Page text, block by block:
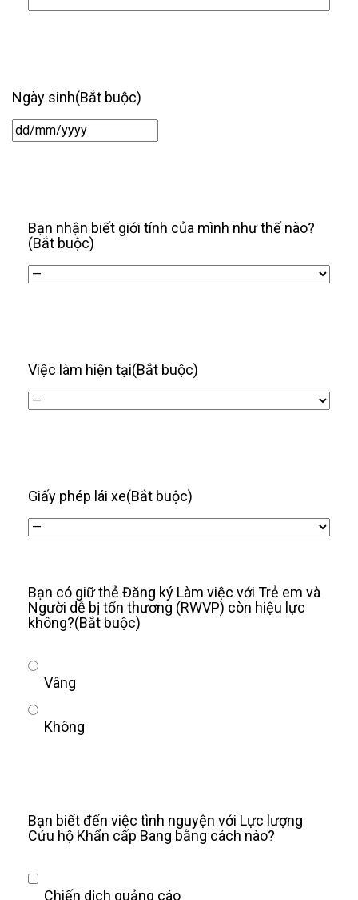
Ngày sinh(Bắt buộc)
Ngày
Bạn nhận biết giới tính của mình như thế nào?
(Bắt buộc)
Việc làm hiện tại(Bắt buộc)
Giấy phép lái xe(Bắt buộc)
Bạn có giữ thẻ Đăng ký Làm việc với Trẻ em và
Người dễ bị tổn thương (RWVP) còn hiệu lực
không?(Bắt buộc)
Vâng
Không
Bạn biết đến việc tình nguyện với Lực lượng
Cứu hộ Khẩn cấp Bang bằng cách nào?
Chiến dịch quảng cáo